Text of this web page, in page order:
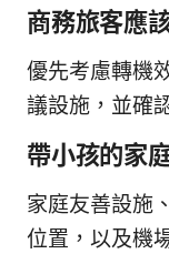
商務旅客應
優先考慮轉機
議設施，並確
帶小孩的家
家庭友善設施
位置，以及機